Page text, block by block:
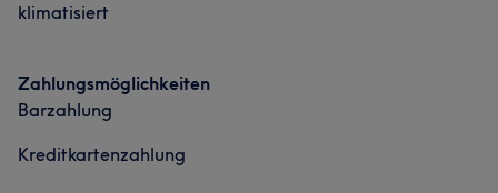
klimatisiert
Zahlungsmöglichkeiten
Barzahlung
Kreditkartenzahlung